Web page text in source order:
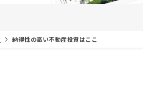
納得性の高い不動産投資はここ